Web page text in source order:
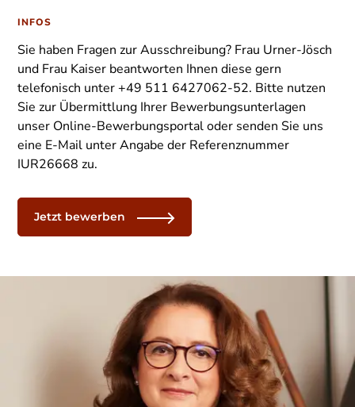
INFOS
Sie haben Fragen zur Ausschreibung? Frau Urner-Jösch
und Frau Kaiser beantworten Ihnen diese gern
telefonisch unter +49 511 6427062-52. Bitte nutzen
Sie zur Übermittlung Ihrer Bewerbungsunterlagen
unser Online-Bewerbungsportal oder senden Sie uns
eine E-Mail unter Angabe der Referenznummer
IUR26668 zu.
Jetzt bewerben